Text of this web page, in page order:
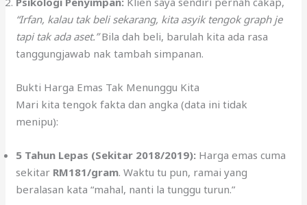
“Irfan, kalau tak beli sekarang, kita asyik tengok graph je
tapi tak ada aset.”Bila dah beli, barulah kita ada rasa
tanggungjawab nak tambah simpanan.
Bukti Harga Emas Tak Menunggu Kita
Mari kita tengok fakta dan angka (data ini tidak
menipu):
5 Tahun Lepas (Sekitar 2018/2019): Harga emas cuma
sekitar RM181/gram. Waktu tu pun, ramai yang
beralasan kata “mahal, nanti la tunggu turun.”